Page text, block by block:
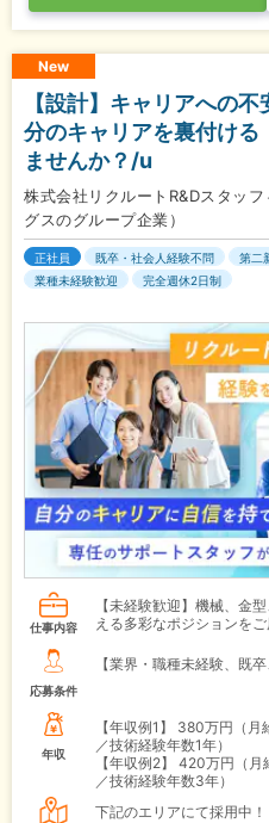
New
【設計】キャリアへの
分のキャリアを裏付ける
ませんか？/u
株式会社リクルートR&Dスタッ
グスのグループ企業）
正社員 既卒・社会人経験不問 第二
業種未経験歓迎
完全週休2日制
仕事内容
【未経験歓迎】機械、金
える多彩なポジションをご
応募条件
【業界・職種未経験、既
年収
【年収例1】
380万円（月
／技術経験年数1年）
【年収例2】
420万円（月
／技術経験年数3年）
下記のエリアにて採用中